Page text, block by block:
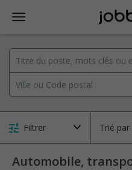
Filtrer Trié par
Automobile,